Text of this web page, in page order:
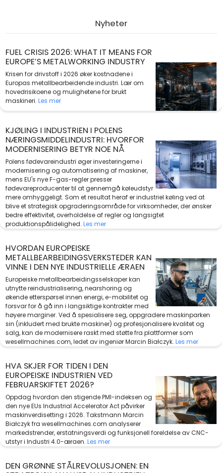
Nyheter
FUEL CRISIS 2026: WHAT IT MEANS FOR
EUROPE’S METALWORKING INDUSTRY
Krisen for drivstoff i 2026 øker kostnadene i
Europas metallbearbeidende industri. Lær om
hovedrisikoene og mulighetene for brukt
maskineri. Les mer
KJØLING I INDUSTRIEN I POLENS
NÆRINGSMIDDELINDUSTRI: HVORFOR
MODERNISERING BETYR NOE NÅ
Polens fødevareindustri øger investeringerne i
modernisering og automatisering af maskiner,
mens EU's nye F-gas-regler presser
fødevareproducenter til at gennemgå køleudstyr
mere omhyggeligt. Som et resultat heraf er industriel køling ved at
blive et strategisk opgraderingsområde for virksomheder, der ønsker
bedre effektivitet, overholdelse af regler og langsigtet
produktionspålidelighed. Les mer
HVORDAN EUROPEISKE
METALLBEARBEIDINGSVERKSTEDER KAN
VINNE I DEN NYE INDUSTRIELLE ÆRAEN
Europeiske metallbearbeidingsselskaper kan
utnytte reindustrialisering, nearshoring og
økende etterspørsel innen energi, e-mobilitet og
forsvar for å gå inn i langsiktige kontrakter med
høyere marginer. Ved å spesialisere seg, oppgradere maskinparken
sin (inkludert med brukte maskiner) og profesjonalisere kvalitet og
salg, kan de modernisere raskt med støtte fra plattformer som
wesellmachines.com, ledet av ingeniør Marcin Białczyk. Les mer
HVA SKJER FOR TIDEN I DEN
EUROPEISKE INDUSTRIEN VED
FEBRUARSKIFTET 2026?
Oppdag hvordan den stigende PMI-indeksen og
den nye EUs Industrial Accelerator Act påvirker
maskinverdisetting i 2026. Takstmann Marcin
Białczyk fra wesellmachines.com analyserer
markedstrender, erstatningsverdi og funksjonell foreldelse av CNC-
utstyr i Industri 4.0-æraen. Les mer
DEN GRØNNE STÅLREVOLUSJONEN: EN